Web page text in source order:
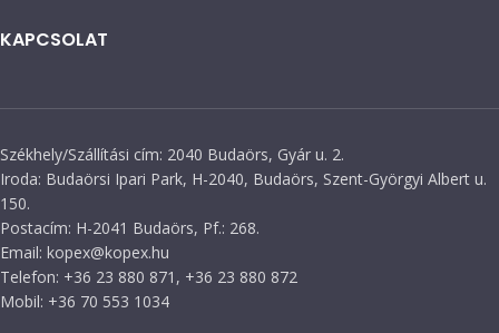
KAPCSOLAT
Székhely/Szállítási cím: 2040 Budaörs, Gyár u. 2.
Iroda: Budaörsi Ipari Park, H-2040, Budaörs, Szent-Györgyi Albert u.
150.
Postacím: H-2041 Budaörs, Pf.: 268.
Email: kopex@kopex.hu
Telefon: +36 23 880 871, +36 23 880 872
Mobil: +36 70 553 1034